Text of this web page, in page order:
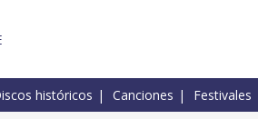
históricos Canciones Festivales